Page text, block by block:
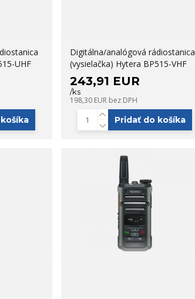
UHF
Digitálna/analógová rádiostanica
(vysielačka) Hytera BP515-VHF
243,91 EUR
/ks
198,30 EUR bez DPH
Pridať do košíka